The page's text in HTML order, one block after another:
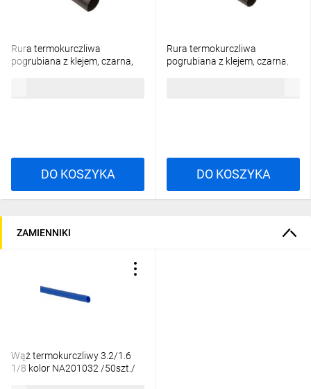
Rura termokurczliwa
pogrubiana z klejem, czarna,
DO KOSZYKA
Rura termokurczliwa
pogrubiana z klejem, czarna,
DO KOSZYKA
ZAMIENNIKI
Wąż termokurczliwy 3.2/1.6
1/8 kolor NA201032 /50szt./